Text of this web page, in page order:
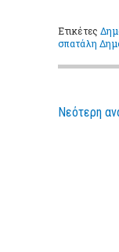
Ετικέτες
σπατάλη
Νεότερη